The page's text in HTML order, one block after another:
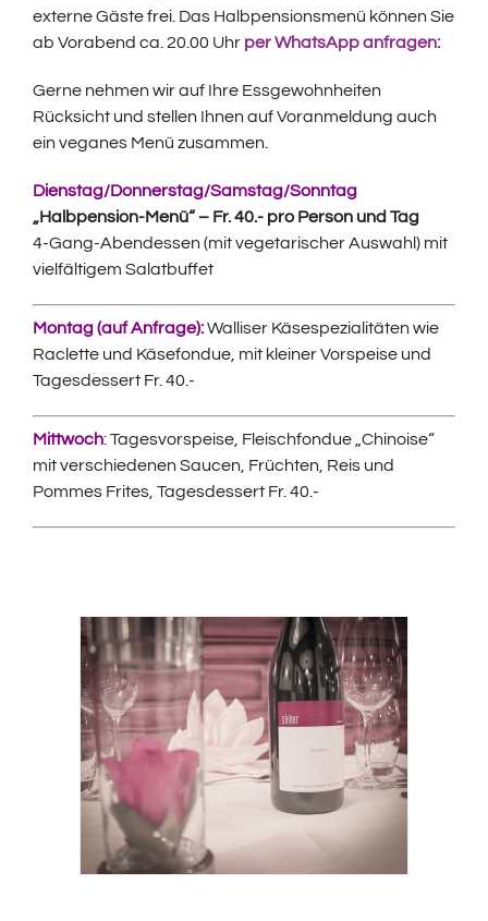
externe Gäste frei. Das Halbpensionsmenü können Sie
ab Vorabend ca. 20.00 Uhr per WhatsApp anfragen:
Gerne nehmen wir auf Ihre Essgewohnheiten
Rücksicht und stellen Ihnen auf Voranmeldung auch
ein veganes Menü zusammen.
Dienstag/Donnerstag/Samstag/Sonntag
„Halbpension-Menü“ – Fr. 40.- pro Person und Tag
4-Gang-Abendessen (mit vegetarischer Auswahl) mit
vielfältigem Salatbuffet
Montag (auf Anfrage):Walliser Käsespezialitäten wie
Raclette und Käsefondue, mit kleiner Vorspeise und
Tagesdessert Fr. 40.-
Mittwoch:Tagesvorspeise, Fleischfondue „Chinoise“
mit verschiedenen Saucen, Früchten, Reis und
Pommes Frites, Tagesdessert Fr. 40.-